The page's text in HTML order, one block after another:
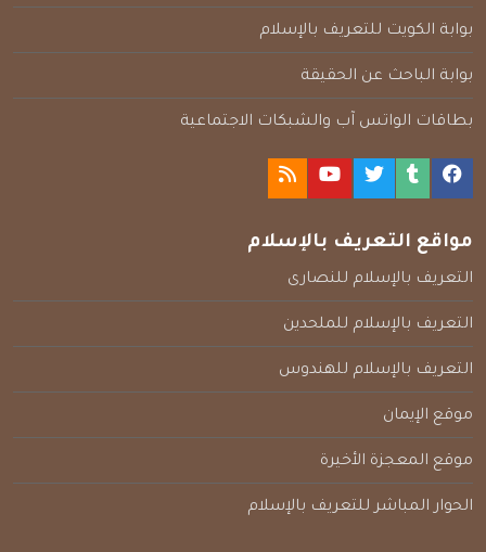
بوابة الكويت للتعريف بالإسلام
بوابة الباحث عن الحقيقة
بطاقات الواتس آب والشبكات الاجتماعية
مواقع التعريف بالإسلام
التعريف بالإسلام للنصارى
التعريف بالإسلام للملحدين
التعريف بالإسلام للهندوس
موقع الإيمان
موقع المعجزة الأخيرة
الحوار المباشر للتعريف بالإسلام